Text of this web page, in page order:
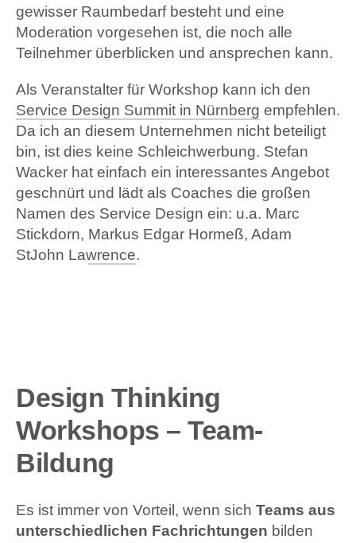
gewisser Raumbedarf besteht und eine
Moderation vorgesehen ist, die noch alle
Teilnehmer überblicken und ansprechen kann.
Als Veranstalter für Workshop kann ich den
Service Design Summit in Nürnberg empfehlen.
Da ich an diesem Unternehmen nicht beteiligt
bin, ist dies keine Schleichwerbung. Stefan
Wacker hat einfach ein interessantes Angebot
geschnürt und lädt als Coaches die großen
Namen des Service Design ein: u.a. Marc
Stickdorn, Markus Edgar Hormeß, Adam
StJohn Lawrence.
Design Thinking
Workshops – Team-
Bildung
Es ist immer von Vorteil, wenn sich Teams aus
unterschiedlichen Fachrichtungen bilden